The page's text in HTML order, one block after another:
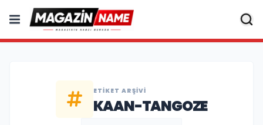
ETIKET ARŞIVI
KAAN-TANGOZE